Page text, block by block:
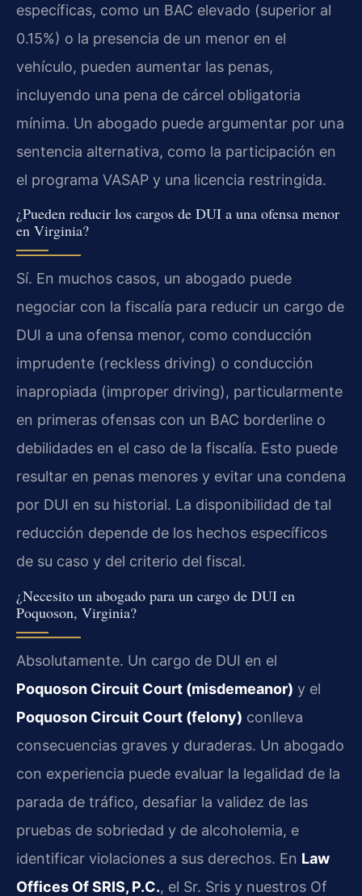
específicas, como un BAC elevado (superior al
0.15%) o la presencia de un menor en el
vehículo, pueden aumentar las penas,
incluyendo una pena de cárcel obligatoria
mínima. Un abogado puede argumentar por una
sentencia alternativa, como la participación en
el programa VASAP y una licencia restringida.
¿Pueden reducir los cargos de DUI a una ofensa menor
en Virginia?
Sí. En muchos casos, un abogado puede
negociar con la fiscalía para reducir un cargo de
DUI a una ofensa menor, como conducción
imprudente (reckless driving) o conducción
inapropiada (improper driving), particularmente
en primeras ofensas con un BAC borderline o
debilidades en el caso de la fiscalía. Esto puede
resultar en penas menores y evitar una condena
por DUI en su historial. La disponibilidad de tal
reducción depende de los hechos específicos
de su caso y del criterio del fiscal.
¿Necesito un abogado para un cargo de DUI en
Poquoson, Virginia?
Absolutamente. Un cargo de DUI en el
Poquoson Circuit Court (misdemeanor) y el
Poquoson Circuit Court (felony) conlleva
consecuencias graves y duraderas. Un abogado
con experiencia puede evaluar la legalidad de la
parada de tráfico, desafiar la validez de las
pruebas de sobriedad y de alcoholemia, e
identificar violaciones a sus derechos. En Law
Offices Of SRIS, P.C., el Sr. Sris y nuestros Of